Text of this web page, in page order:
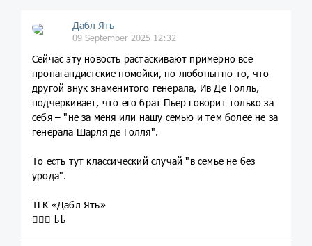
Дабл Ять
09 September 2025 12:32
Сейчас эту новость растаскивают примерно все
пропагандистские помойки, но любопытно то, что
другой внук знаменитого генерала, Ив Де Голль,
подчеркивает, что его брат Пьер говорит только за
себя – "не за меня или нашу семью и тем более не за
генерала Шарля де Голля".
То есть тут классический случай "в семье не без
урода".
ТГК «Дабл Ять»
💁🏼‍♀️ ѣѣ